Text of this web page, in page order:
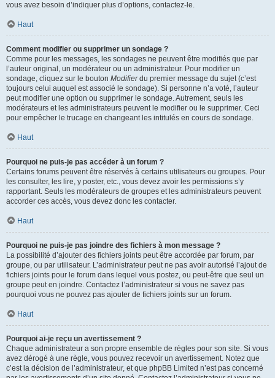
vous avez besoin d’indiquer plus d’options, contactez-le.
Haut
Comment modifier ou supprimer un sondage ?
Comme pour les messages, les sondages ne peuvent être modifiés que par
l’auteur original, un modérateur ou un administrateur. Pour modifier un
sondage, cliquez sur le bouton Modifierdu premier message du sujet (c’est
toujours celui auquel est associé le sondage). Si personne n’a voté, l’auteur
peut modifier une option ou supprimer le sondage. Autrement, seuls les
modérateurs et les administrateurs peuvent le modifier ou le supprimer. Ceci
pour empêcher le trucage en changeant les intitulés en cours de sondage.
Haut
Pourquoi ne puis-je pas accéder à un forum ?
Certains forums peuvent être réservés à certains utilisateurs ou groupes. Pour
les consulter, les lire, y poster, etc., vous devez avoir les permissions s’y
rapportant. Seuls les modérateurs de groupes et les administrateurs peuvent
accorder ces accès, vous devez donc les contacter.
Haut
Pourquoi ne puis-je pas joindre des fichiers à mon message ?
La possibilité d’ajouter des fichiers joints peut être accordée par forum, par
groupe, ou par utilisateur. L’administrateur peut ne pas avoir autorisé l’ajout de
fichiers joints pour le forum dans lequel vous postez, ou peut-être que seul un
groupe peut en joindre. Contactez l’administrateur si vous ne savez pas
pourquoi vous ne pouvez pas ajouter de fichiers joints sur un forum.
Haut
Pourquoi ai-je reçu un avertissement ?
Chaque administrateur a son propre ensemble de règles pour son site. Si vous
avez dérogé à une règle, vous pouvez recevoir un avertissement. Notez que
c’est la décision de l’administrateur, et que phpBB Limited n’est pas concerné